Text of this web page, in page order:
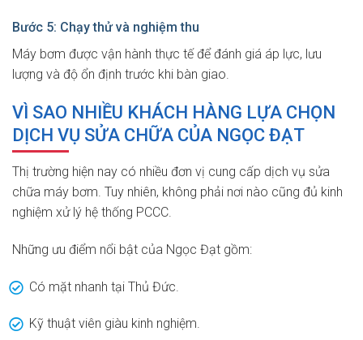
Bước 5: Chạy thử và nghiệm thu
Máy bơm được vận hành thực tế để đánh giá áp lực, lưu
lượng và độ ổn định trước khi bàn giao.
VÌ SAO NHIỀU KHÁCH HÀNG LỰA CHỌN
DỊCH VỤ SỬA CHỮA CỦA NGỌC ĐẠT
Thị trường hiện nay có nhiều đơn vị cung cấp dịch vụ sửa
chữa máy bơm. Tuy nhiên, không phải nơi nào cũng đủ kinh
nghiệm xử lý hệ thống PCCC.
Những ưu điểm nổi bật của Ngọc Đạt gồm:
Có mặt nhanh tại Thủ Đức.
Kỹ thuật viên giàu kinh nghiệm.